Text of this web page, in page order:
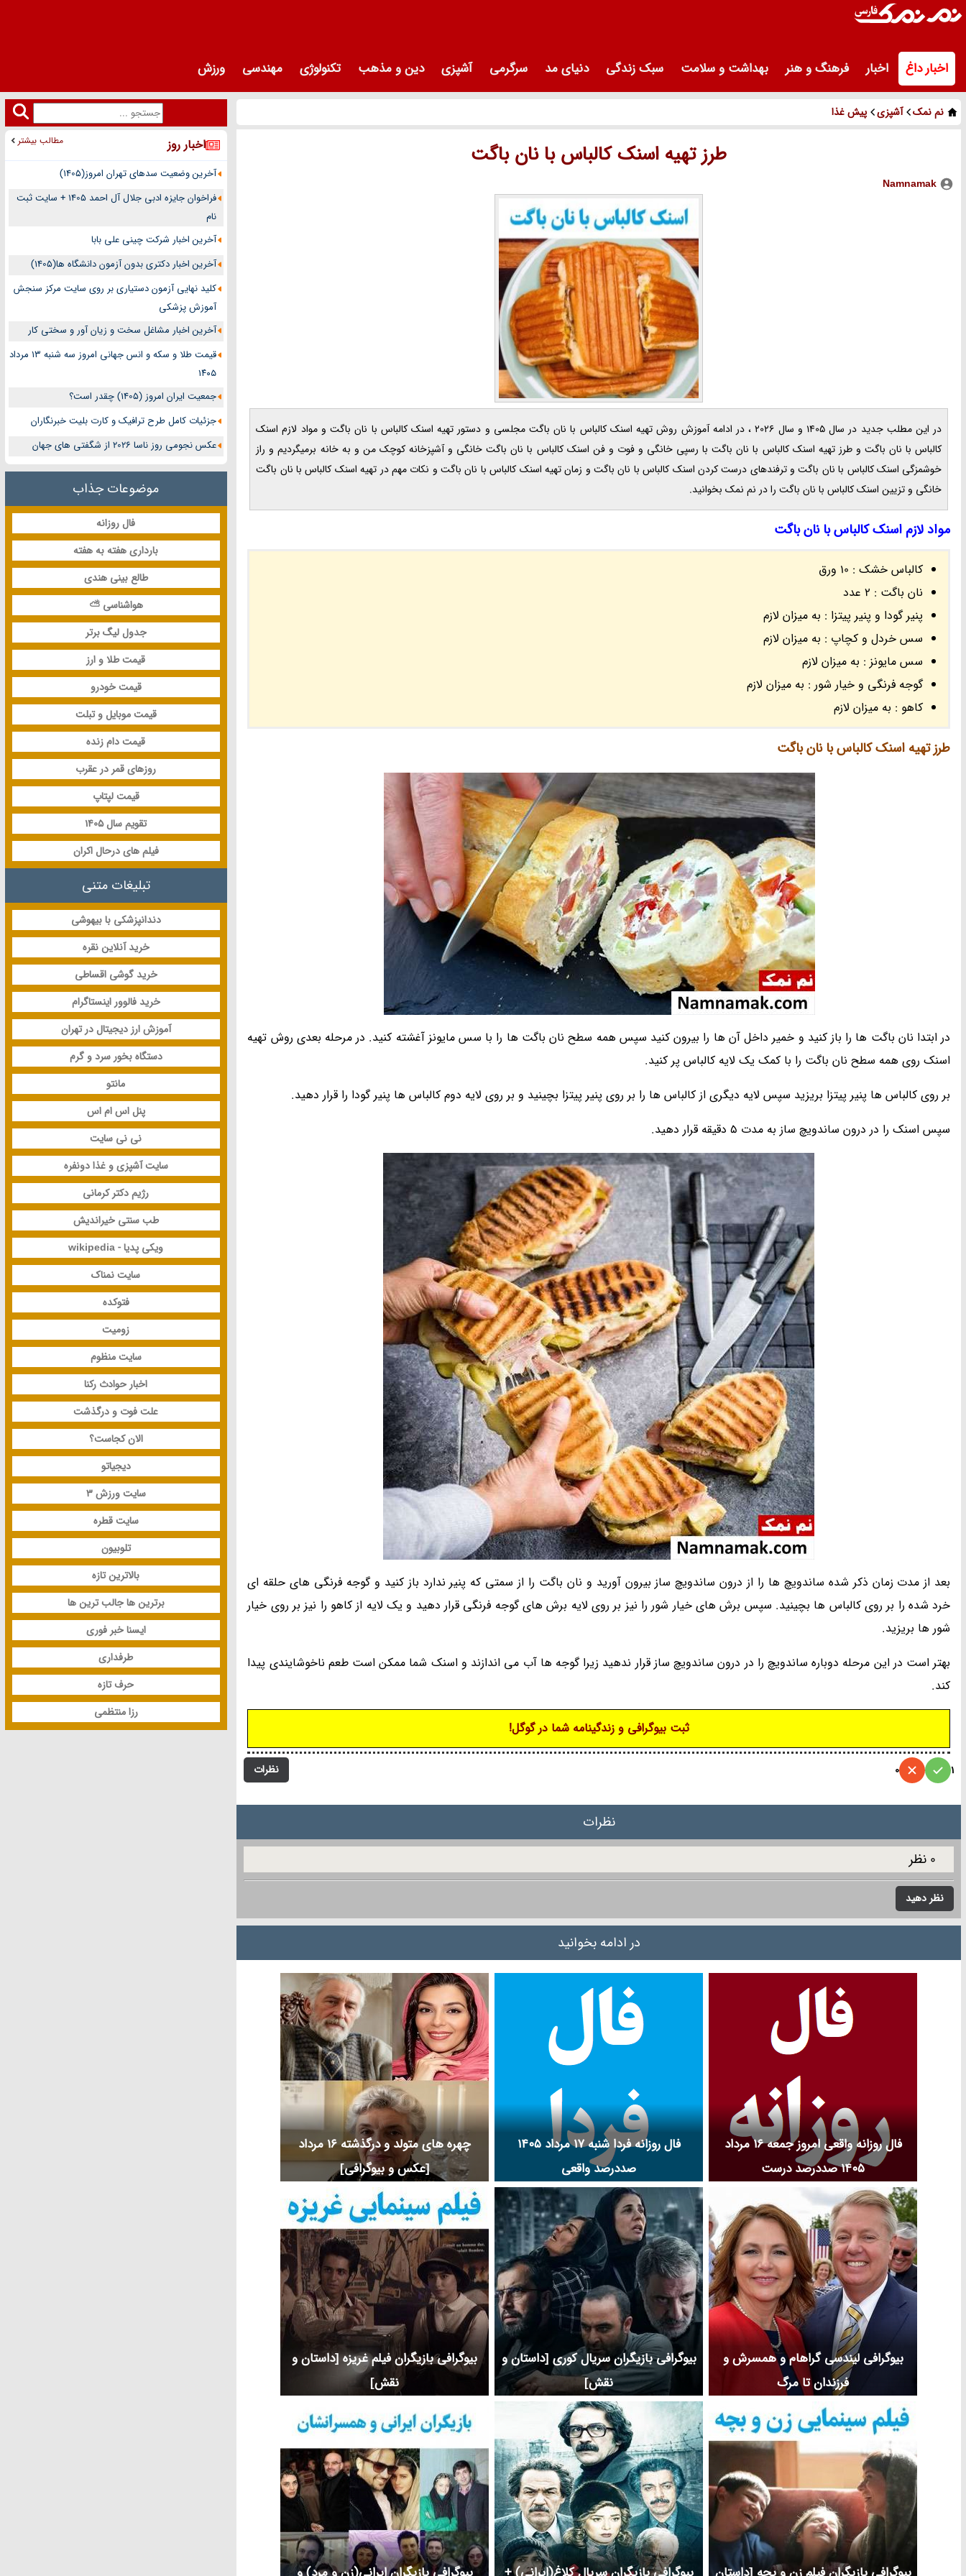
اخبار داغ اخبار فرهنگ و هنر بهداشت و سلامت سبک زندگی دنیای مد سرگرمی آشپزی دین و مذهب تکنولوژی مهندسی ورزش
نم نمک آشپزی پیش غذا
طرز تهیه اسنک کالباس با نان باگت
Namnamak
در این مطلب جدید در سال 1405 و سال 2026 ، در ادامه آموزش روش تهیه اسنک کالباس با نان باگت مجلسی و دستور تهیه اسنک کالباس با نان باگت و مواد لازم اسنک
کالباس با نان باگت و طرز تهیه اسنک کالباس با نان باگت با رسپی خانگی و فوت و فن اسنک کالباس با نان باگت خانگی و آشپزخانه کوچک من و به خانه برمیگردیم و راز
خوشمزگی اسنک کالباس با نان باگت و ترفندهای درست کردن اسنک کالباس با نان باگت و زمان تهیه اسنک کالباس با نان باگت و نکات مهم در تهیه اسنک کالباس با نان باگت
خانگی و تزیین اسنک کالباس با نان باگت را در نم نمک بخوانید.
مواد لازم اسنک کالباس با نان باگت
کالباس خشک : 10 ورق
نان باگت : 2 عدد
پنیر گودا و پنیر پیتزا : به میزان لازم
سس خردل و کچاپ : به میزان لازم
سس مایونز : به میزان لازم
گوجه فرنگی و خیار شور : به میزان لازم
کاهو : به میزان لازم
طرز تهیه اسنک کالباس با نان باگت
در ابتدا نان باگت ها را باز کنید و خمیر داخل آن ها را بیرون کنید سپس همه سطح نان باگت ها را با سس مایونز آغشته کنید. در مرحله بعدی روش تهیه
اسنک روی همه سطح نان باگت را با کمک یک لایه کالباس پر کنید.
بر روی کالباس ها پنیر پیتزا بریزید سپس لایه دیگری از کالباس ها را بر روی پنیر پیتزا بچینید و بر روی لایه دوم کالباس ها پنیر گودا را قرار دهید.
سپس اسنک را در درون ساندویچ ساز به مدت 5 دقیقه قرار دهید.
بعد از مدت زمان ذکر شده ساندویچ ها را از درون ساندویچ ساز بیرون آورید و نان باگت را از سمتی که پنیر ندارد باز کنید و گوجه فرنگی های حلقه ای
خرد شده را بر روی کالباس ها بچینید. سپس برش های خیار شور را نیز بر روی لایه برش های گوجه فرنگی قرار دهید و یک لایه از کاهو را نیز بر روی خیار
شور ها بریزید.
بهتر است در این مرحله دوباره ساندویچ را در درون ساندویچ ساز قرار ندهید زیرا گوجه ها آب می اندازند و اسنک شما ممکن است طعم ناخوشایندی پیدا
کند.
ثبت بیوگرافی و زندگینامه شما در گوگل!
نظرات 1
0
نظرات
0 نظر
نظر دهید
در ادامه بخوانید
فال روزانه واقعی امروز جمعه ۱۶ مرداد
۱۴۰۵ صددرصد درست
فال روزانه فردا شنبه ۱۷ مرداد ۱۴۰۵
صددرصد واقعی
چهره های متولد و درگذشته 16 مرداد
[عکس و بیوگرافی]
بیوگرافی لیندسی گراهام و همسرش و
فرزندان تا مرگ
بیوگرافی بازیگران سریال کوری [داستان و
نقش]
بیوگرافی بازیگران فیلم غریزه [داستان و
نقش]
اخبار روز مطالب بیشتر
آخرین وضعیت سدهای تهران امروز(1405)
فراخوان جایزه ادبی جلال آل احمد 1405 + سایت ثبت
نام
آخرین اخبار شرکت چینی علی بابا
آخرین اخبار دکتری بدون آزمون دانشگاه ها(1405)
کلید نهایی آزمون دستیاری بر روی سایت مرکز سنجش
آموزش پزشکی
آخرین اخبار مشاغل سخت و زیان آور و سختی کار
قیمت طلا و سکه و انس جهانی امروز سه شنبه ۱۳ مرداد
۱۴۰۵
جمعیت ایران امروز (1405) چقدر است؟
جزئیات کامل طرح ترافیک و کارت بلیت خبرنگاران
عکس نجومی روز ناسا 2026 از شگفتی های جهان
موضوعات جذاب
فال روزانه
بارداری هفته به هفته
طالع بینی هندی
هواشناسی ⛅
جدول لیگ برتر
قیمت طلا و ارز
قیمت خودرو
قیمت موبایل و تبلت
قیمت دام زنده
روزهای قمر در عقرب
قیمت لپتاپ
تقویم سال 1405
فیلم های درحال اکران
تبلیغات متنی
دندانپزشکی با بیهوشی
خرید آنلاین نقره
خرید گوشی اقساطی
خرید فالوور اینستاگرام
آموزش ارز دیجیتال در تهران
دستگاه بخور سرد و گرم
مانتو
پنل اس ام اس
نی نی سایت
سایت آشپزی و غذا دونفره
رژیم دکتر کرمانی
طب سنتی خیراندیش
ویکی پدیا - wikipedia
سایت نمناک
فتوکده
زومیت
سایت منظوم
اخبار حوادث رکنا
علت فوت و درگذشت
الان کجاست؟
دیجیاتو
سایت ورزش 3
سایت قطره
تلوبیون
بالاترین تازه
برترین ها جالب ترین ها
ایسنا خبر فوری
طرفداری
حرف تازه
رزا منتظمی